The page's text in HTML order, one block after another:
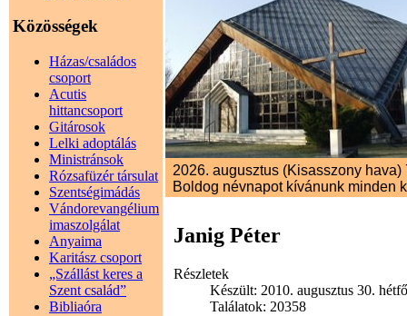
Közösségek
Házas/családos
csoport
Acutis
hittancsoport
Gitárosok
Lelki adoptálás
Ministránsok
Rózsafüzér társulat
Szentségimádás
Vándorevangélium
imaszolgálat
Anyaima
Karitász csoport
„Szállást keres a
Szent család”
Bibliaóra
2026. augusztus (Kisasszony hava)
Boldog névnapot kívánunk minden
Janig Péter
Részletek
Készült: 2010. augusztus 30.
Találatok: 20358